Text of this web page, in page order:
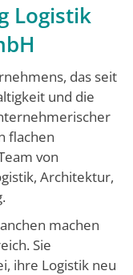
Logistik
das seit
und die
flachen
von
Architektur,
machen
Sie
ihre Logistik neu